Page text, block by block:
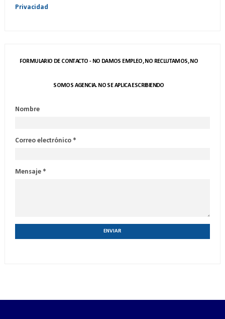
Privacidad
FORMULARIO DE CONTACTO - NO DAMOS EMPLEO, NO RECLUTAMOS, NO
SOMOS AGENCIA. NO SE APLICA ESCRIBIENDO
Nombre
Correo electrónico *
Mensaje *